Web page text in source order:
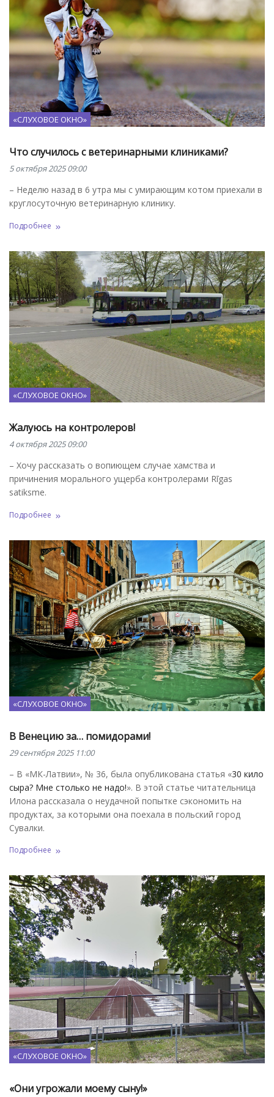
«СЛУХОВОЕ ОКНО»
Что случилось с ветеринарными клиниками?
5 октября 2025 09:00
– Неделю назад в 6 утра мы с умирающим котом приехали в
круглосуточную ветеринарную клинику.
Подробнее
«СЛУХОВОЕ ОКНО»
Жалуюсь на контролеров!
4 октября 2025 09:00
– Хочу рассказать о вопиющем случае хамства и
причинения морального ущерба контролерами Rīgas
satiksme.
Подробнее
«СЛУХОВОЕ ОКНО»
В Венецию за… помидорами!
29 сентября 2025 11:00
– В «МК-Латвии», № 36, была опубликована статья «30 кило
сыра? Мне столько не надо!». В этой статье читательница
Илона рассказала о неудачной попытке сэкономить на
продуктах, за которыми она поехала в польский город
Сувалки.
Подробнее
«СЛУХОВОЕ ОКНО»
«Они угрожали моему сыну!»